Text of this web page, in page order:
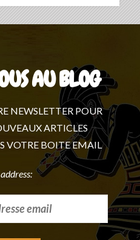
AU BLOG
NEWSLETTER POUR
ARTICLES
VOTRE BOITE EMAIL